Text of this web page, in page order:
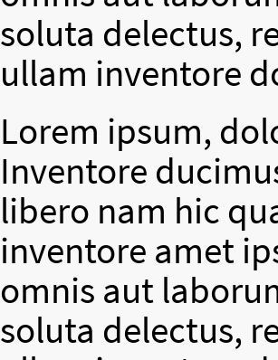
soluta delectus,
ullam inventore
Lorem ipsum,
Inventore
libero nam hic
inventore amet
omnis aut
soluta delectus,